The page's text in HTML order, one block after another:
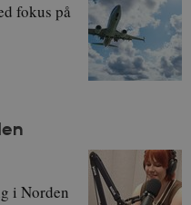
fokus på
i Norden